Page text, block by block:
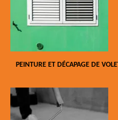
PEINTURE ET DÉCAPAGE DE